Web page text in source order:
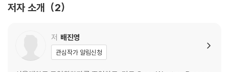
9 단단한 가황 천연 고무의 발명. 플라스틱 탄생의 예고편!(1839년)
11 미국 드레이크의 석유 시추(1859년) 그리고 석유왕 록펠러의 등장(18
70년)
저자 소개 2
저 배진영
관심작가 알림신청